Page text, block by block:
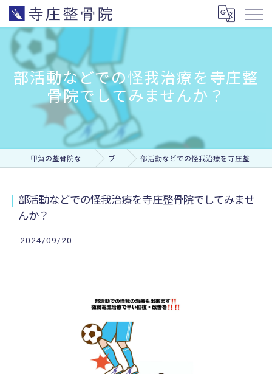
部活動などでの怪我治療を寺庄整
骨院でしてみませんか？
甲賀の整骨院なら寺庄整骨院 ブログ 部活動などでの怪我治療を寺庄整骨院でしてみませんか？
部活動などでの怪我治療を寺庄整骨院でしてみませ
んか？
2024/09/20